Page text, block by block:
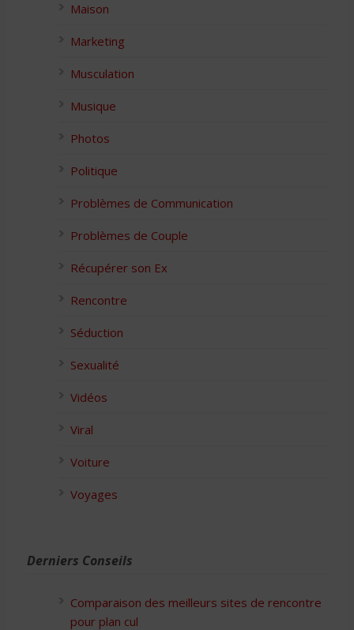
Maison
Marketing
Musculation
Musique
Photos
Politique
Problèmes de Communication
Problèmes de Couple
Récupérer son Ex
Rencontre
Séduction
Sexualité
Vidéos
Viral
Voiture
Voyages
Derniers Conseils
Comparaison des meilleurs sites de rencontre
pour plan cul